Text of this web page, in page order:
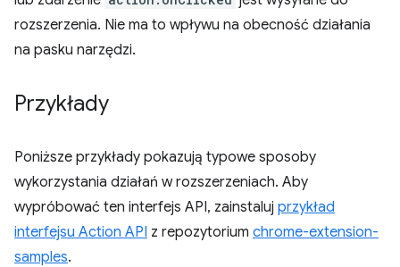
rozszerzenia. Nie ma to wpływu na obecność działania
na pasku narzędzi.
Przykłady
Poniższe przykłady pokazują typowe sposoby
wykorzystania działań w rozszerzeniach. Aby
wypróbować ten interfejs API, zainstaluj przykład
interfejsu Action API z repozytorium chrome-extension-
samples.